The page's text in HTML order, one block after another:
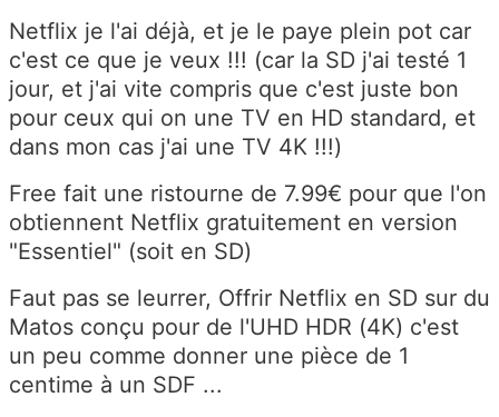
Netflix je l'ai déjà, et je le paye plein pot car
c'est ce que je veux !!! (car la SD j'ai testé 1
jour, et j'ai vite compris que c'est juste bon
pour ceux qui on une TV en HD standard, et
dans mon cas j'ai une TV 4K !!!)
Free fait une ristourne de 7.99€ pour que l'on
obtiennent Netflix gratuitement en version
"Essentiel" (soit en SD)
Faut pas se leurrer, Offrir Netflix en SD sur du
Matos conçu pour de l'UHD HDR (4K) c'est
un peu comme donner une pièce de 1
centime à un SDF ...